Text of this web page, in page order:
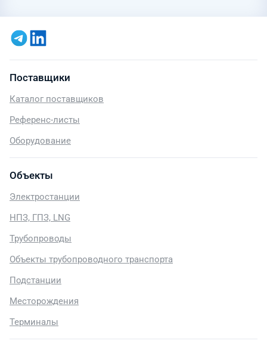
Поставщики
Каталог поставщиков
Референс-листы
Оборудование
Объекты
Электростанции
НПЗ, ГПЗ, LNG
Трубопроводы
Объекты трубопроводного транспорта
Подстанции
Месторождения
Терминалы